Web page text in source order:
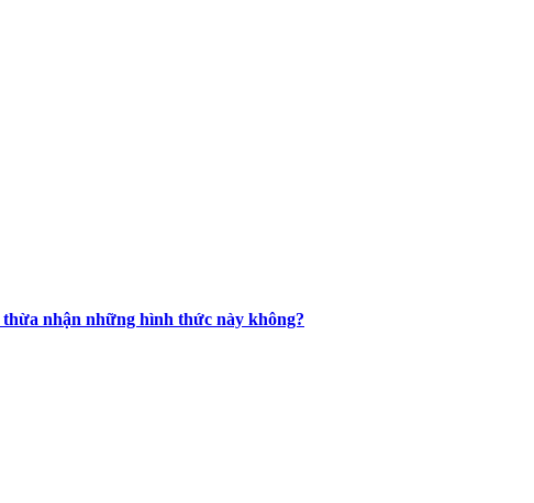
nhận những hình thức này không?